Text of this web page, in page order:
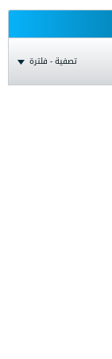
تصفية - فلترة